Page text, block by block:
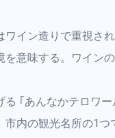
ワイン造りで重視さ
を意味する。ワイン
る ｢あんなかテロワ
市内の観光名所の1